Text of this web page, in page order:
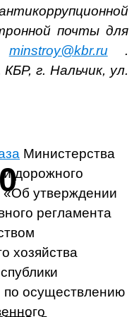
почты для
minstroy@kbr.ru
.
г. Нальчик, ул.
Министерства
и дорожного
«Об утверждении
регламента
хозяйства
по осуществлению